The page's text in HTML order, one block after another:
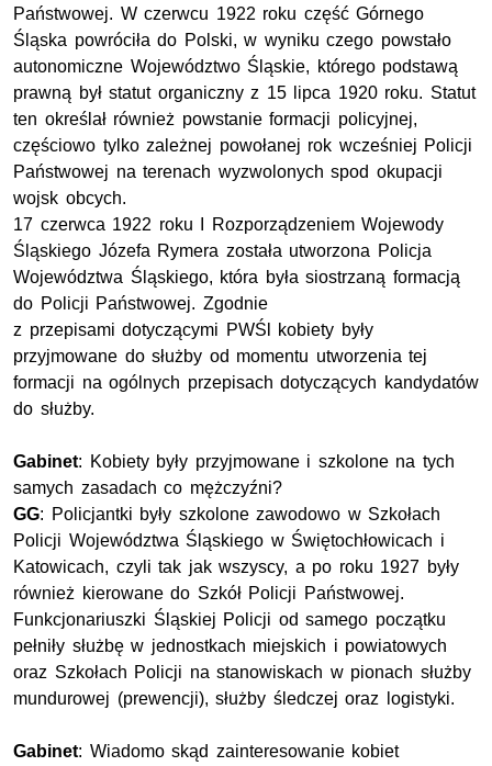
Państwowej. W czerwcu 1922 roku część Górnego
Śląska powróciła do Polski, w wyniku czego powstało
autonomiczne Województwo Śląskie, którego podstawą
prawną był statut organiczny z 15 lipca 1920 roku. Statut
ten określał również powstanie formacji policyjnej,
częściowo tylko zależnej powołanej rok wcześniej Policji
Państwowej na terenach wyzwolonych spod okupacji
wojsk obcych.
17 czerwca 1922 roku I Rozporządzeniem Wojewody
Śląskiego Józefa Rymera została utworzona Policja
Województwa Śląskiego, która była siostrzaną formacją
do Policji Państwowej. Zgodnie
z przepisami dotyczącymi PWŚl kobiety były
przyjmowane do służby od momentu utworzenia tej
formacji na ogólnych przepisach dotyczących kandydatów
do służby.
Gabinet: Kobiety były przyjmowane i szkolone na tych
samych zasadach co mężczyźni?
GG: Policjantki były szkolone zawodowo w Szkołach
Policji Województwa Śląskiego w Świętochłowicach i
Katowicach, czyli tak jak wszyscy, a po roku 1927 były
również kierowane do Szkół Policji Państwowej.
Funkcjonariuszki Śląskiej Policji od samego początku
pełniły służbę w jednostkach miejskich i powiatowych
oraz Szkołach Policji na stanowiskach w pionach służby
mundurowej (prewencji), służby śledczej oraz logistyki.
Gabinet: Wiadomo skąd zainteresowanie kobiet